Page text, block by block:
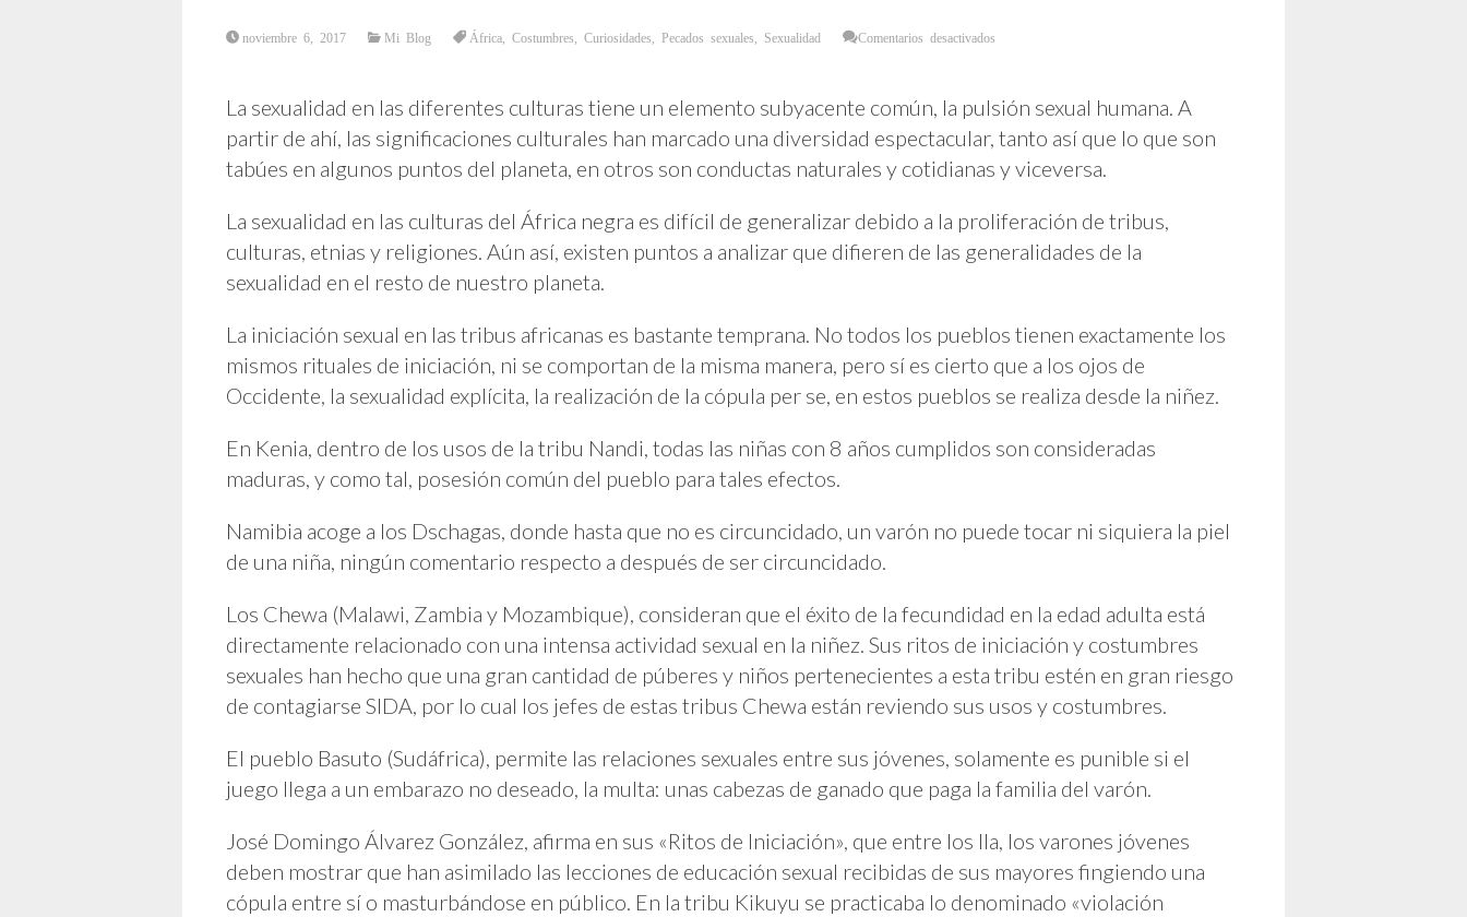
noviembre 6, 2017 Mi Blog África Costumbres Curiosidades Pecados sexuales Sexualidad Comentarios desactivados
Sexualidad
Africana
La sexualidad en las diferentes culturas tiene un elemento subyacente común, la pulsión sexual humana. A
partir de ahí, las significaciones culturales han marcado una diversidad espectacular, tanto así que lo que son
tabúes en algunos puntos del planeta, en otros son conductas naturales y cotidianas y viceversa.
La sexualidad en las culturas del África negra es difícil de generalizar debido a la proliferación de tribus,
culturas, etnias y religiones. Aún así, existen puntos a analizar que difieren de las generalidades de la
sexualidad en el resto de nuestro planeta.
La iniciación sexual en las tribus africanas es bastante temprana. No todos los pueblos tienen exactamente los
mismos rituales de iniciación, ni se comportan de la misma manera, pero sí es cierto que a los ojos de
Occidente, la sexualidad explícita, la realización de la cópula per se, en estos pueblos se realiza desde la niñez.
En Kenia, dentro de los usos de la tribu Nandi, todas las niñas con 8 años cumplidos son consideradas
maduras, y como tal, posesión común del pueblo para tales efectos.
Namibia acoge a los Dschagas, donde hasta que no es circuncidado, un varón no puede tocar ni siquiera la piel
de una niña, ningún comentario respecto a después de ser circuncidado.
Los Chewa (Malawi, Zambia y Mozambique), consideran que el éxito de la fecundidad en la edad adulta está
directamente relacionado con una intensa actividad sexual en la niñez. Sus ritos de iniciación y costumbres
sexuales han hecho que una gran cantidad de púberes y niños pertenecientes a esta tribu estén en gran riesgo
de contagiarse SIDA, por lo cual los jefes de estas tribus Chewa están reviendo sus usos y costumbres.
El pueblo Basuto (Sudáfrica), permite las relaciones sexuales entre sus jóvenes, solamente es punible si el
juego llega a un embarazo no deseado, la multa: unas cabezas de ganado que paga la familia del varón.
José Domingo Álvarez González, afirma en sus «Ritos de Iniciación», que entre los Ila, los varones jóvenes
deben mostrar que han asimilado las lecciones de educación sexual recibidas de sus mayores fingiendo una
cópula entre sí o masturbándose en público. En la tribu Kikuyu se practicaba lo denominado «violación